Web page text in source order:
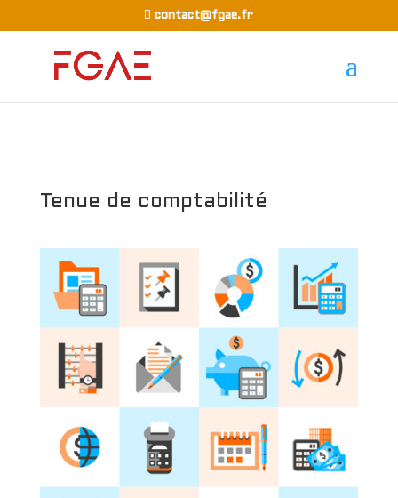
contact@fgae.fr
Tenue de comptabilité